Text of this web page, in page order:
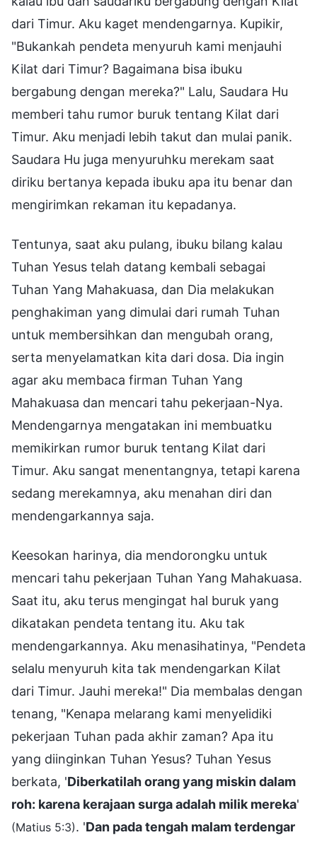
dari Timur. Aku kaget mendengarnya. Kupikir,
"Bukankah pendeta menyuruh kami menjauhi
Kilat dari Timur? Bagaimana bisa ibuku
bergabung dengan mereka?" Lalu, Saudara Hu
memberi tahu rumor buruk tentang Kilat dari
Timur. Aku menjadi lebih takut dan mulai panik.
Saudara Hu juga menyuruhku merekam saat
diriku bertanya kepada ibuku apa itu benar dan
mengirimkan rekaman itu kepadanya.
Tentunya, saat aku pulang, ibuku bilang kalau
Tuhan Yesus telah datang kembali sebagai
Tuhan Yang Mahakuasa, dan Dia melakukan
penghakiman yang dimulai dari rumah Tuhan
untuk membersihkan dan mengubah orang,
serta menyelamatkan kita dari dosa. Dia ingin
agar aku membaca firman Tuhan Yang
Mahakuasa dan mencari tahu pekerjaan-Nya.
Mendengarnya mengatakan ini membuatku
memikirkan rumor buruk tentang Kilat dari
Timur. Aku sangat menentangnya, tetapi karena
sedang merekamnya, aku menahan diri dan
mendengarkannya saja.
Keesokan harinya, dia mendorongku untuk
mencari tahu pekerjaan Tuhan Yang Mahakuasa.
Saat itu, aku terus mengingat hal buruk yang
dikatakan pendeta tentang itu. Aku tak
mendengarkannya. Aku menasihatinya, "Pendeta
selalu menyuruh kita tak mendengarkan Kilat
dari Timur. Jauhi mereka!" Dia membalas dengan
tenang, "Kenapa melarang kami menyelidiki
pekerjaan Tuhan pada akhir zaman? Apa itu
yang diinginkan Tuhan Yesus? Tuhan Yesus
berkata, 'Diberkatilah orang yang miskin dalam
roh: karena kerajaan surga adalah milik mereka'
(Matius 5:3). 'Dan pada tengah malam terdengar